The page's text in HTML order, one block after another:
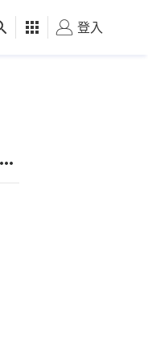
康 好食玩飛
登入